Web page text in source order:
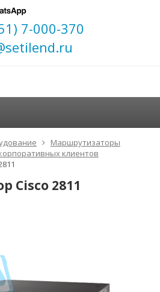
7-000-370
Маршрутизаторы
клиентов
Cisco 2811